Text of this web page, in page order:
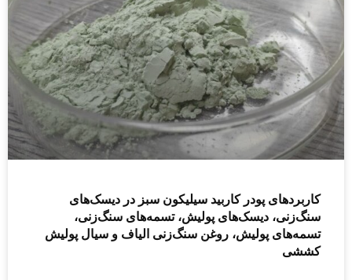
کاربردهای پودر کاربید سیلیکون سبز در دیسک‌های
سنگ‌زنی، دیسک‌های پولیش، تسمه‌های سنگ‌زنی،
تسمه‌های پولیش، روغن سنگ‌زنی الیاف و سیال پولیش
کششی